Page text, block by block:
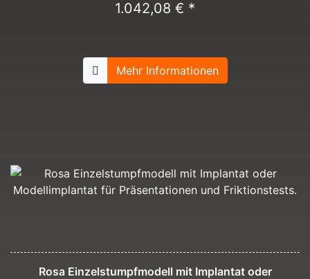
1.042,08 € *
Mehr Informationen
Rosa Einzelstumpfmodell mit Implantat oder